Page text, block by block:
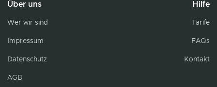
Über uns
Wer wir sind
Impressum
Datenschutz
AGB
Hilfe
Tarife
FAQs
Kontakt